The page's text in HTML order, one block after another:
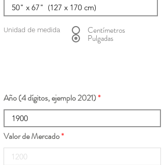
Unidad de medida Centímetros
Pulgadas
Año (4 dígitos, ejemplo 2021)
Valor de Mercado